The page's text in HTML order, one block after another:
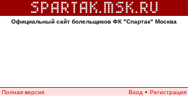
Официальный сайт болельщиков ФК "Спартак" Москва
Полная версия Вход • Регистрация